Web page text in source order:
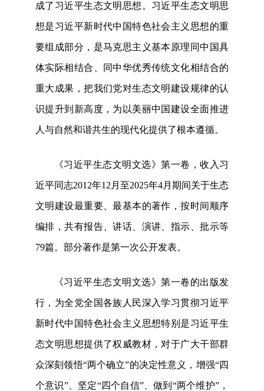
成了习近平生态文明思想。习近平生态文明思
想是习近平新时代中国特色社会主义思想的重
要组成部分，是马克思主义基本原理同中国具
体实际相结合、同中华优秀传统文化相结合的
重大成果，把我们党对生态文明建设规律的认
识提升到新高度，为以美丽中国建设全面推进
人与自然和谐共生的现代化提供了根本遵循。
《习近平生态文明文选》第一卷，收入习
近平同志2012年12月至2025年4月期间关于生态
文明建设最重要、最基本的著作，按时间顺序
编排，共有报告、讲话、演讲、指示、批示等
79篇。部分著作是第一次公开发表。
《习近平生态文明文选》第一卷的出版发
行，为全党全国各族人民深入学习贯彻习近平
新时代中国特色社会主义思想特别是习近平生
态文明思想提供了权威教材，对于广大干部群
众深刻领悟“两个确立”的决定性意义，增强“四
个意识”、坚定“四个自信”、做到“两个维护”，